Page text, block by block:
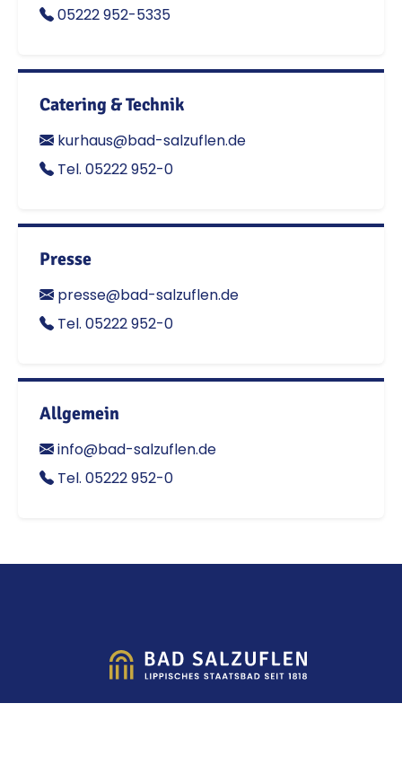
05222 952-5335
Catering & Technik
kurhaus@bad-salzuflen.de
Tel. 05222 952-0
Presse
presse@bad-salzuflen.de
Tel. 05222 952-0
Allgemein
info@bad-salzuflen.de
Tel. 05222 952-0